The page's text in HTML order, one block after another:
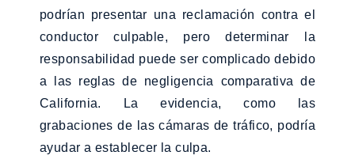
podrían presentar una reclamación contra el
conductor culpable, pero determinar la
responsabilidad puede ser complicado debido
a las reglas de negligencia comparativa de
California. La evidencia, como las
grabaciones de las cámaras de tráfico, podría
ayudar a establecer la culpa.